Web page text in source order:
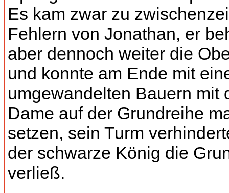
Es kam zwar zu
Fehlern von Jonathan, er
aber dennoch weiter die
und konnte am Ende mit
umgewandelten Bauern mit
Dame auf der Grundreihe
setzen, sein Turm
der schwarze König die
verließ.